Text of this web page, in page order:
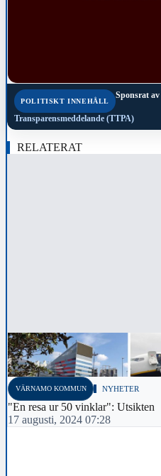
POLITISKT INNEHÅLL
Sponsrat av
Transparensmeddelande (TTPA)
RELATERAT
VÄRNAMO KOMMUN NYHETER
"En resa ur 50 vinklar": Utsikten
17 augusti, 2024 07:28